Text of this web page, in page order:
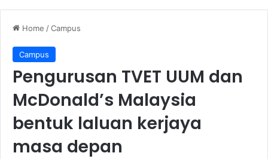
Home /Campus
Campus
Pengurusan TVET UUM dan
McDonald’s Malaysia
bentuk laluan kerjaya
masa depan